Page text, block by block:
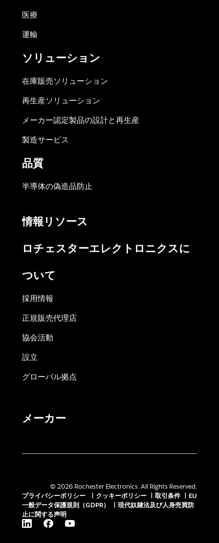
医療
運輸
ソリューション
在庫販売ソリューション
再生産ソリューション
メーカー認定製品の設計と再生産
製造サービス
品質
半導体の偽造品防止
情報リソース
ロチェスターエレクトロニクスに
ついて
採用情報
正規販売代理店
協会活動
設立
グローバル拠点
メーカー
© 2026 Rochester Electronics. All Rights Reserved.
プライバシーポリシー
クッキーポリシー 取引条件
EU
一般データ保護規則（GDPR）
現代奴隷法及び人身売買防
止に関する声明